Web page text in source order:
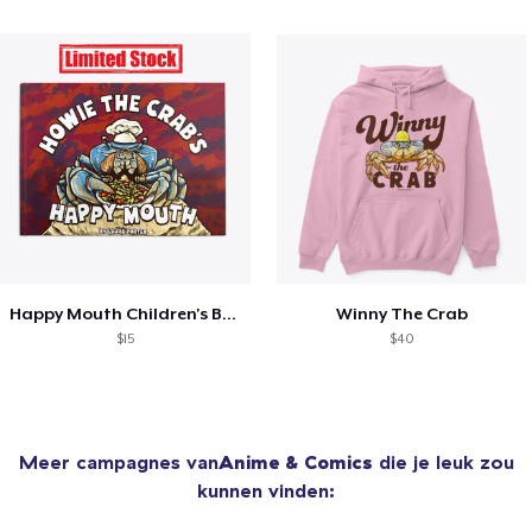
Happy Mouth Children's Book
$15
Winny The Crab
$40
Meer campagnes vanAnime & Comics die je leuk zou
kunnen vinden: